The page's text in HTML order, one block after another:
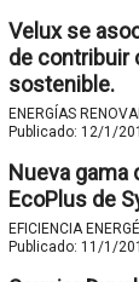
Velux se
de contribuir
sostenible.
ENERGÍAS
Publicado: 12/1/
Nueva gama
EcoPlus de
EFICIENCIA
Publicado: 11/1/